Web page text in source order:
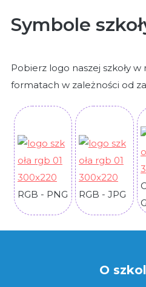
Symbole
Pobierz logo naszej szkoły
formatach w zależności od
RGB - PNG RGB - JPG
G
O